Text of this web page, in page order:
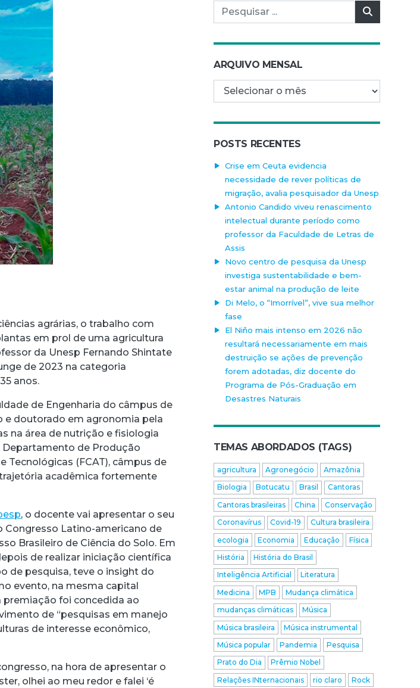
agrárias, o trabalho com
em prol de uma agricultura
da Unesp Fernando Shintate
de 2023 na categoria
anos.
de Engenharia do câmpus de
e doutorado em agronomia pela
na área de nutrição e fisiologia
de Produção
Tecnológicas (FCAT), câmpus de
acadêmica fortemente
, o docente vai apresentar o seu
Congresso Latino-americano de
Brasileiro de Ciência do Solo. Em
de realizar iniciação científica
de pesquisa, teve o insight do
evento, na mesma capital
premiação foi concedida ao
de “pesquisas em manejo
de interesse econômico,
na hora de apresentar o
olhei ao meu redor e falei ‘é
Pesquisar por:
ARQUIVO MENSAL
Arquivo mensal
POSTS RECENTES
Crise em Ceuta evidencia
necessidade de rever políticas de
migração, avalia pesquisador da Unesp
Antonio Candido viveu renascimento
intelectual durante período como
professor da Faculdade de Letras de
Assis
Novo centro de pesquisa da Unesp
investiga sustentabilidade e bem-
estar animal na produção de leite
Di Melo, o “Imorrível”, vive sua melhor
fase
El Niño mais intenso em 2026 não
resultará necessariamente em mais
destruição se ações de prevenção
forem adotadas, diz docente do
Programa de Pós-Graduação em
Desastres Naturais
TEMAS ABORDADOS (TAGS)
agricultura Agronegócio
Amazônia
Biologia
Botucatu Brasil
Cantoras
Cantoras brasileiras
China
Conservação
Coronavírus
Covid-19
Cultura brasileira
ecologia
Economia Educação
Física
História
História do Brasil
Inteligência Artificial
Literatura
Medicina
MPB
Mudança climática
mudanças climáticas
Música
Música brasileira
Música instrumental
Música popular
Pandemia
Pesquisa
Prato do Dia
Prêmio Nobel
Relações INternacionais
rio claro
Rock